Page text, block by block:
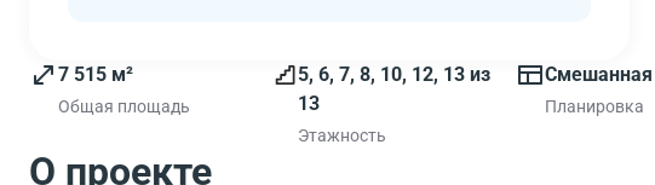
7 515 м²
Общая площадь
5, 6, 7, 8, 10, 12, 13 из
13
Этажность
Смешанная
Планировка
О проекте